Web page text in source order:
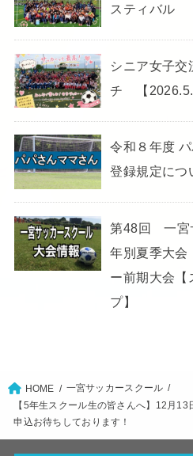
スティバル
シニア女子
チ 【
令和８年度
登録規定につ
第48回 一宮
年別夏季大
ー前期大会【
プ】
HOME
一宮サッカースクール
【5年生スクール生の皆さんへ】12月
申込お待ちしております！